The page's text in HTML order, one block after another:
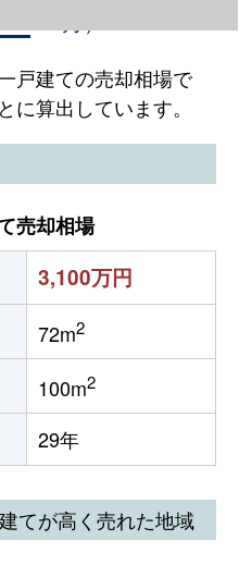
戸建ての売却相場で
に算出しています。
売却相場
3,100万円
72m2
100m2
29年
てが高く売れた地域